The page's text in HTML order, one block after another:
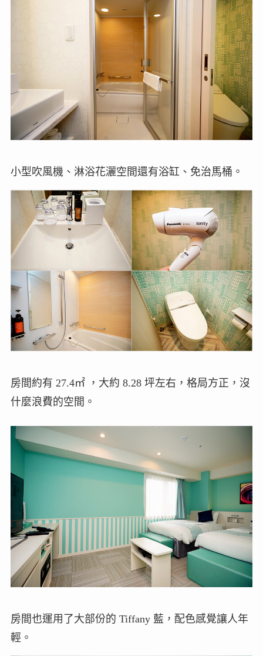
小型吹風機、淋浴花灑空間還有浴缸、免治馬桶。
房間約有 27.4㎡ ，大約 8.28 坪左右，格局方正，沒
什麼浪費的空間。
房間也運用了大部份的 Tiffany 藍，配色感覺讓人年
輕。